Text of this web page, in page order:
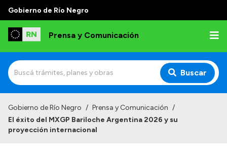
Gobierno de Río Negro
Prensa y Comunicación
Buscar
Institucional
Gobierno de Río Negro / Prensa y Comunicación /
El éxito del MXGP Bariloche Argentina 2026 y su
proyección internacional